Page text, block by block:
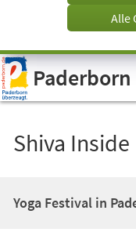
Visuelle
Assistenzsoftware
öffnen.
Alle
Paderborn
Shiva Inside
Yoga Festival in